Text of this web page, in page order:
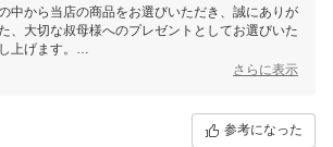
中から当店の商品をお選びいただき、誠にありが
、大切な叔母様へのプレゼントとしてお選びいた
上げます。
って素敵な贈り物になれたことが何よりの励みと
さらに表示
参考になった